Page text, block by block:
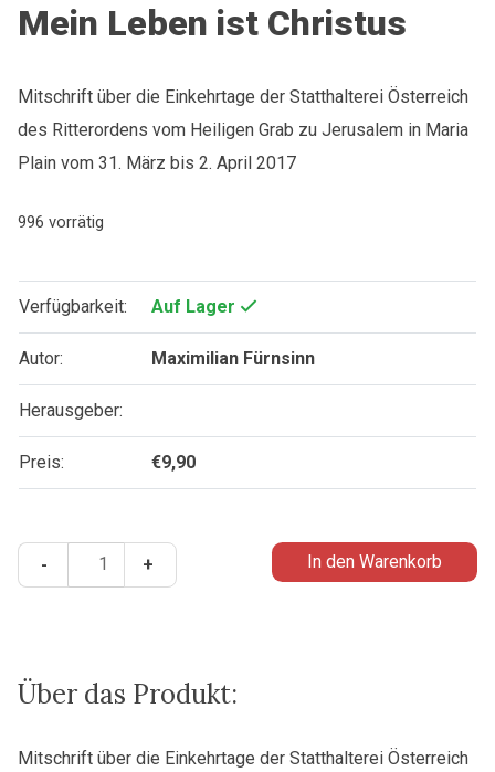
Mein Leben ist Christus
Mitschrift über die Einkehrtage der Statthalterei Österreich
des Ritterordens vom Heiligen Grab zu Jerusalem in Maria
Plain vom 31. März bis 2. April 2017
996 vorrätig
Verfügbarkeit: Auf Lager
Autor: Maximilian Fürnsinn
Herausgeber:
Preis: €9,90
-
Mein
+ In den Warenkorb
Über das Produkt:
Mitschrift über die Einkehrtage der Statthalterei Österreich